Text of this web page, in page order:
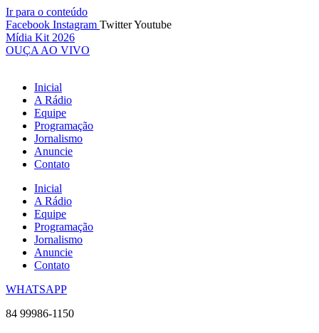
Ir para o conteúdo
Facebook Instagram TwitterYoutube
Mídia Kit 2026
OUÇA AO VIVO
Inicial
A Rádio
Equipe
Programação
Jornalismo
Anuncie
Contato
Inicial
A Rádio
Equipe
Programação
Jornalismo
Anuncie
Contato
WHATSAPP
84 99986-1150